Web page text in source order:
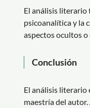
El análisis literario
psicoanalítica y la
aspectos ocultos o
Conclusión
El análisis literario
maestría del